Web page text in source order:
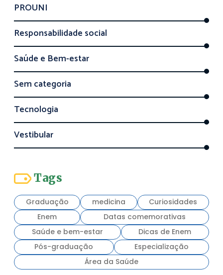
PROUNI
Responsabilidade social
Saúde e Bem-estar
Sem categoria
Tecnologia
Vestibular
Tags
Graduação medicina
Curiosidades
Enem
Datas comemorativas
Saúde e bem-estar
Dicas de Enem
Pós-graduação
Especialização
Área da Saúde